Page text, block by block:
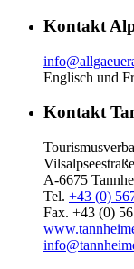
Kontakt
Englisch und
Kontakt
A-6675
Tel. +43 (0)
Fax. +43 (0)